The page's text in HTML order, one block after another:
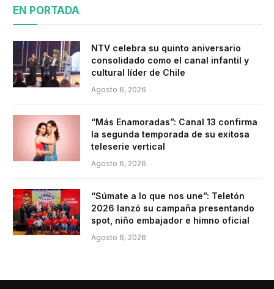
EN PORTADA
NTV celebra su quinto aniversario
consolidado como el canal infantil y
cultural líder de Chile
Agosto 6, 2026
“Más Enamoradas”: Canal 13 confirma
la segunda temporada de su exitosa
teleserie vertical
Agosto 6, 2026
“Súmate a lo que nos une”: Teletón
2026 lanzó su campaña presentando
spot, niño embajador e himno oficial
Agosto 6, 2026